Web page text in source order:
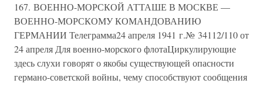
167. ВОЕННО-МОРСКОЙ АТТАШЕ В МОСКВЕ —
ВОЕННО-МОРСКОМУ КОМАНДОВАНИЮ
ГЕРМАНИИ Телеграмма24 апреля 1941 г.№ 34112/110 от
24 апреля Для военно-морского флотаЦиркулирующие
здесь слухи говорят о якобы существующей опасности
германо-советской войны, чему способствуют сообщения